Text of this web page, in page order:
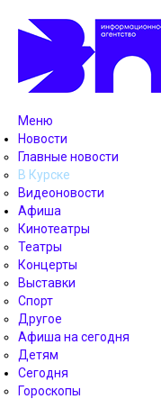
Меню
Новости
Главные новости
В Курске
Видеоновости
Афиша
Кинотеатры
Театры
Концерты
Выставки
Спорт
Другое
Афиша на сегодня
Детям
Сегодня
Гороскопы